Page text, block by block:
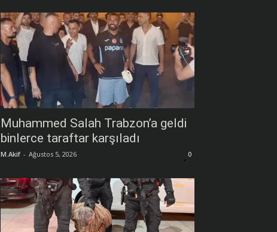
Muhammed Salah Trabzon’a geldi
binlerce taraftar karşıladı
M.Akif - Ağustos 5, 2026 0